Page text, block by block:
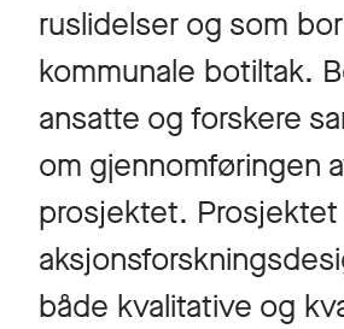
ruslidelser og som
kommunale botiltak.
ansatte og forskere
om gjennomføringen
prosjektet. Prosjektet
både kvalitative og